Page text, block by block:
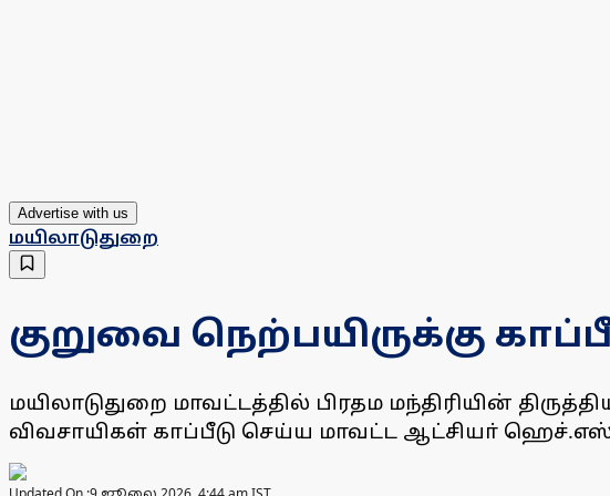
Advertise with us
மயிலாடுதுறை
குறுவை நெற்பயிருக்கு
மயிலாடுதுறை மாவட்டத்தில் பிரதம மந்திரியின்
விவசாயிகள் காப்பீடு செய்ய மாவட்ட ஆட்சியா்